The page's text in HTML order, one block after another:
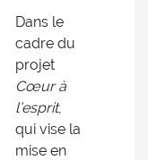
Dans le
cadre du
projet
Cœur à
l’esprit,
qui vise la
mise en